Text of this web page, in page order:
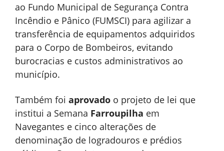
ao Fundo Municipal de Segurança Contra
Incêndio e Pânico (FUMSCI) para agilizar a
transferência de equipamentos adquiridos
para o Corpo de Bombeiros, evitando
burocracias e custos administrativos ao
município.
Também foi aprovado o projeto de lei que
institui a Semana Farroupilha em
Navegantes e cinco alterações de
denominação de logradouros e prédios